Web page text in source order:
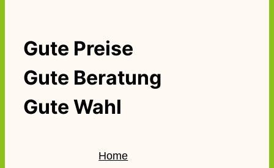
Gute Preise
Gute Beratung
Gute Wahl
Home